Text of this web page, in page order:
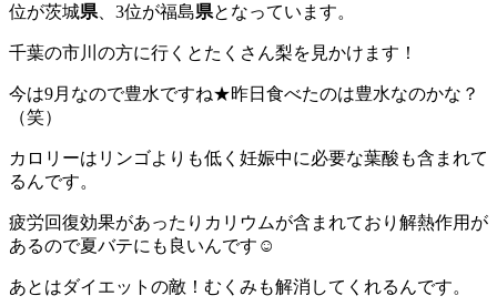
位が茨城県 、3位が福島県となっています。
千葉の市川の方に行くとたくさん梨を見かけます！
今は9月なので豊水ですね★昨日食べたのは豊水なのかな？
（笑）
カロリーはリンゴよりも低く妊娠中に必要な葉酸も含まれて
るんです。
疲労回復効果があったりカリウムが含まれており解熱作用が
あるので夏バテにも良いんです☺
あとはダイエットの敵！むくみも解消してくれるんです。